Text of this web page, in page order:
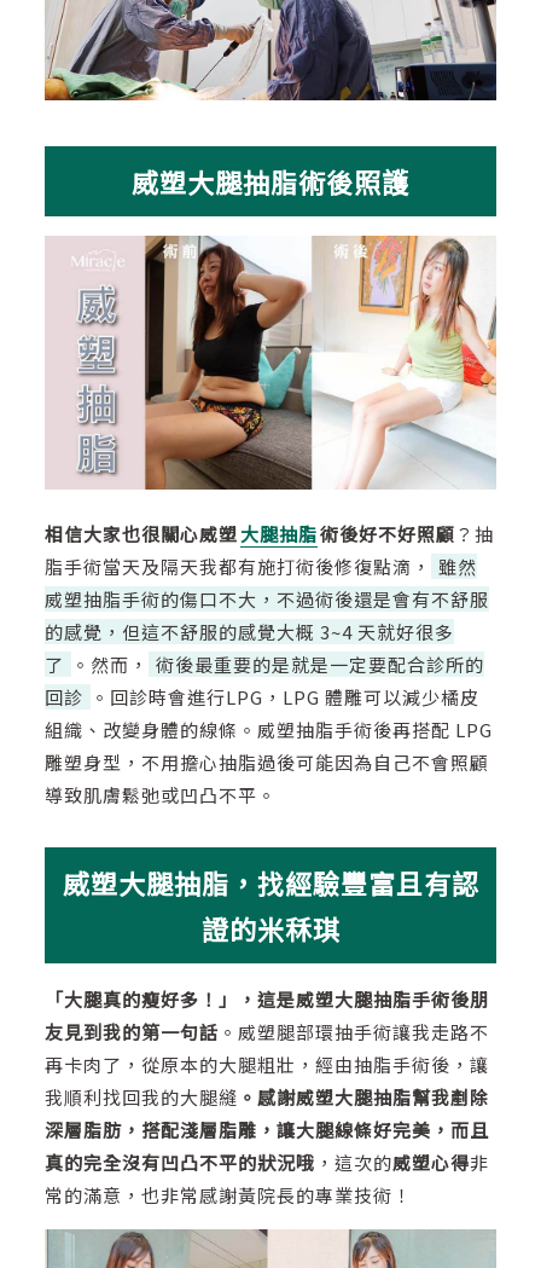
威塑大腿抽脂術後照護
相信大家也很關心威塑大腿抽脂術後好不好照顧？抽
脂手術當天及隔天我都有施打術後修復點滴，
雖然
威塑抽脂手術的傷口不大，不過術後還是會有不舒服
的感覺，但這不舒服的感覺大概 3~4 天就好很多
了
。然而，
術後最重要的是就是一定要配合診所的
回診 。回診時會進行LPG，LPG 體雕可以減少橘皮
組織、改變身體的線條。威塑抽脂手術後再搭配 LPG
雕塑身型，不用擔心抽脂過後可能因為自己不會照顧
導致肌膚鬆弛或凹凸不平。
威塑大腿抽脂，找經驗豐富且有認
證的米秝琪
「大腿真的瘦好多！」，這是威塑大腿抽脂手術後朋
友見到我的第一句話 。威塑腿部環抽手術讓我走路不
再卡肉了，從原本的大腿粗壯，經由抽脂手術後，讓
我順利找回我的大腿縫 。感謝威塑大腿抽脂幫我剷除
深層脂肪，搭配淺層脂雕，讓大腿線條好完美，而且
真的完全沒有凹凸不平的狀況哦 ，這次的威塑心得非
常的滿意，也非常感謝黃院長的專業技術！